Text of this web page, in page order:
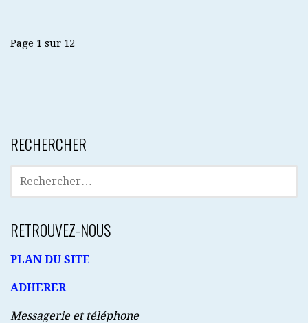
Navigation
Page 1 sur 12
RECHERCHER
RECHERCHER :
RETROUVEZ-NOUS
PLAN DU SITE
ADHERER
Messagerie et téléphone